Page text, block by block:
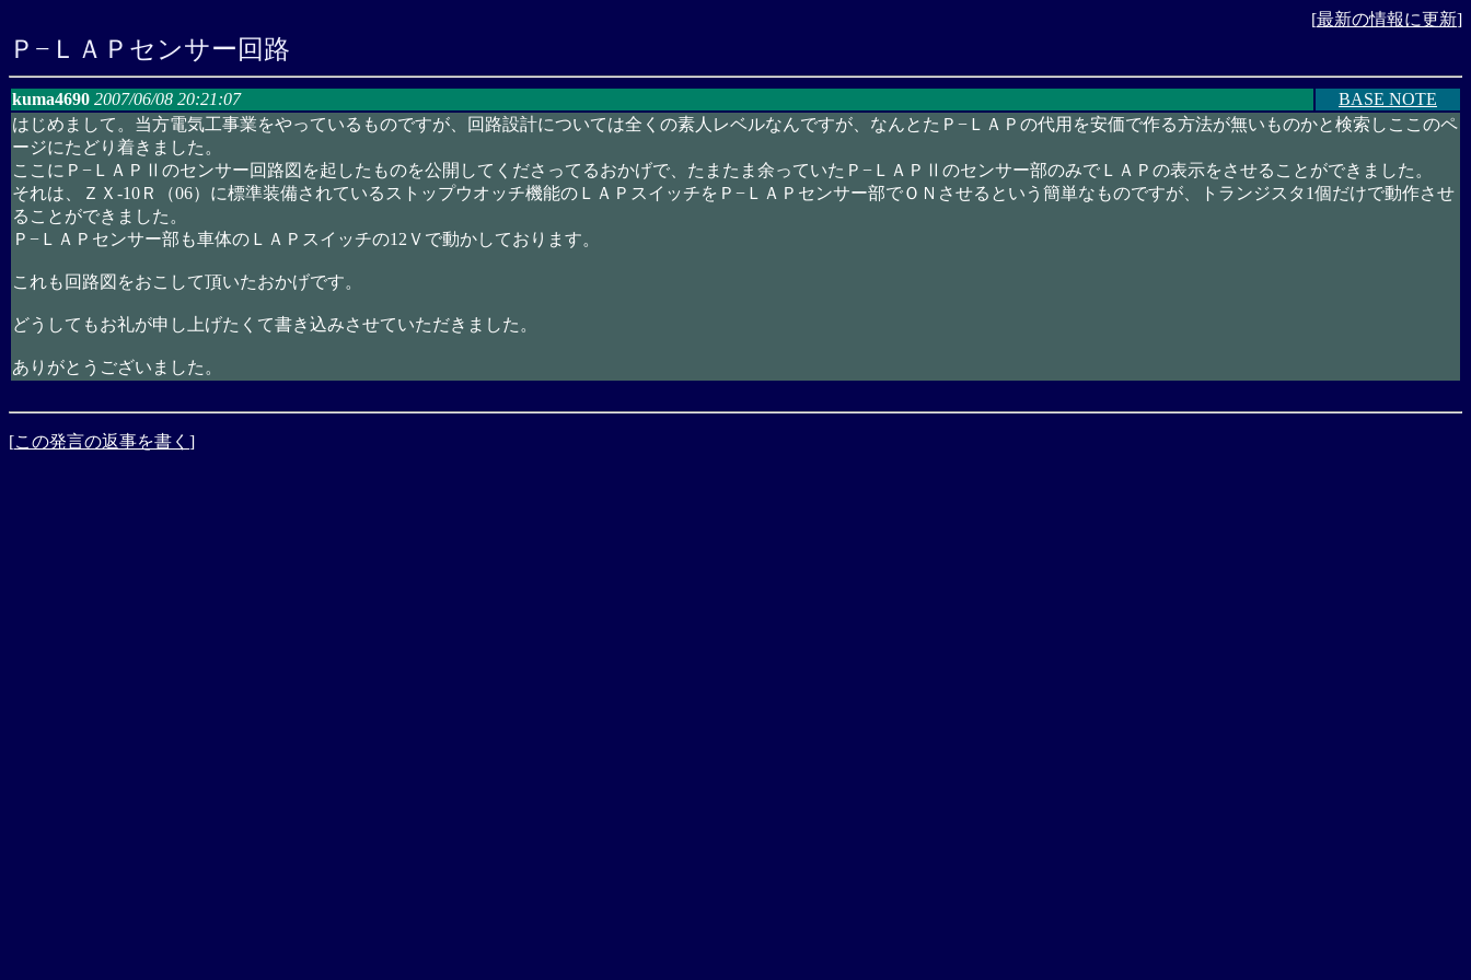
[最新の情報に更新]
Ｐ−ＬＡＰセンサー回路
kuma4690 2007/06/08 20:21:07
BASE NOTE
はじめまして。当方電気工事業をやっているものですが、回路設計については全くの素人レベルなんですが、なんとたＰ−ＬＡＰの代用を安価で作る方法が無いものかと検索しここのペ
ージにたどり着きました。
ここにＰ−ＬＡＰⅡのセンサー回路図を起したものを公開してくださってるおかげで、たまたま余っていたＰ−ＬＡＰⅡのセンサー部のみでＬＡＰの表示をさせることができました。
それは、ＺＸ-10Ｒ（06）に標準装備されているストップウオッチ機能のＬＡＰスイッチをＰ−ＬＡＰセンサー部でＯＮさせるという簡単なものですが、トランジスタ1個だけで動作させ
ることができました。
Ｐ−ＬＡＰセンサー部も車体のＬＡＰスイッチの12Ｖで動かしております。
これも回路図をおこして頂いたおかげです。
どうしてもお礼が申し上げたくて書き込みさせていただきました。
ありがとうございました。
[この発言の返事を書く ]